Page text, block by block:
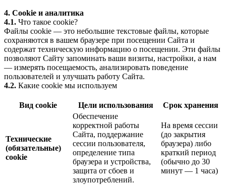
4. Cookie и аналитика
4.1. Что такое cookie?
Файлы cookie — это небольшие текстовые файлы, которые
сохраняются в вашем браузере при посещении Сайта и
содержат техническую информацию о посещении. Эти файлы
позволяют Сайту запоминать ваши визиты, настройки, а нам
— измерять посещаемость, анализировать поведение
пользователей и улучшать работу Сайта.
4.2. Какие cookie мы используем
Вид cookie Цели использования Срок хранения
Технические
(обязательные)
cookie
Обеспечение
корректной работы
Сайта, поддержание
сессии пользователя,
определение типа
браузера и устройства,
защита от сбоев и
злоупотреблений.
На время сессии
(до закрытия
браузера) либо
краткий период
(обычно до 30
минут — 1 часа)